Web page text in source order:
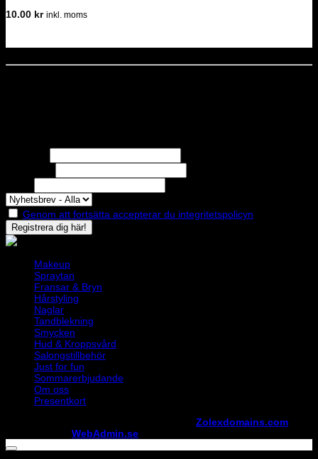
10.00 kr inkl. moms
Genom att fortsätta accepterar du integritetspolicyn
Makeup
Spraytan
Fransar & Bryn
Hårstyling
Naglar
Tandblekning
Smycken
Hud & Kroppsvård
Salongstillbehör
Just for fun
Sommarerbjudande
Om oss
Presentkort
Zolexdomains.com
WebAdmin.se